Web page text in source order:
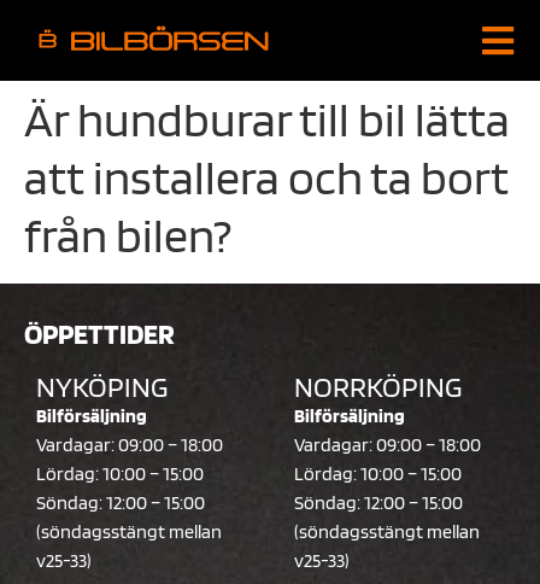
Är hundburar till bil lätta
att installera och ta bort
från bilen?
ÖPPETTIDER
NYKÖPING
Bilförsäljning
Vardagar: 09:00 – 18:00
Lördag: 10:00 – 15:00
Söndag: 12:00 – 15:00
(söndagsstängt mellan
v25-33)
NORRKÖPING
Bilförsäljning
Vardagar: 09:00 – 18:00
Lördag: 10:00 – 15:00
Söndag: 12:00 – 15:00
(söndagsstängt mellan
v25-33)